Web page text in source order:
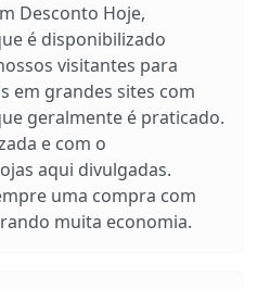
Desconto Hoje,
é disponibilizado
visitantes para
em grandes sites com
geralmente é praticado.
e com o
aqui divulgadas.
uma compra com
muita economia.